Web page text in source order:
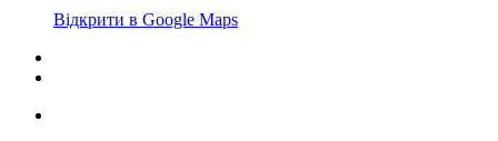
Відкрити в Google Maps